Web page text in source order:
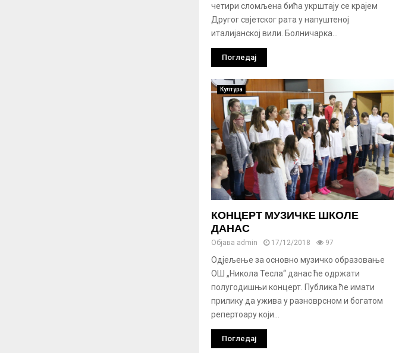
четири сломљена бића укрштају се крајем
Другог свјетског рата у напуштеној
италијанској вили. Болничарка...
Погледај
Култура
КОНЦЕРТ МУЗИЧКЕ ШКОЛЕ
ДАНАС
Објава admin 17/12/2018 97
Одјељење за основно музичко образовање
ОШ „Никола Тесла“ данас ће одржати
полугодишњи концерт. Публика ће имати
прилику да ужива у разноврсном и богатом
репертоару који...
Погледај